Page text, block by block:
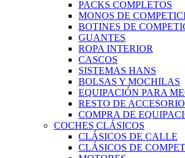
PACKS COMPLETOS
MONOS DE
BOTINES DE
GUANTES
ROPA INTERIOR
CASCOS
SISTEMAS HANS
BOLSAS Y MOCHILAS
EQUIPACIÓN PARA
RESTO DE
COMPRA DE
COCHES CLÁSICOS
CLÁSICOS DE CALLE
CLÁSICOS DE